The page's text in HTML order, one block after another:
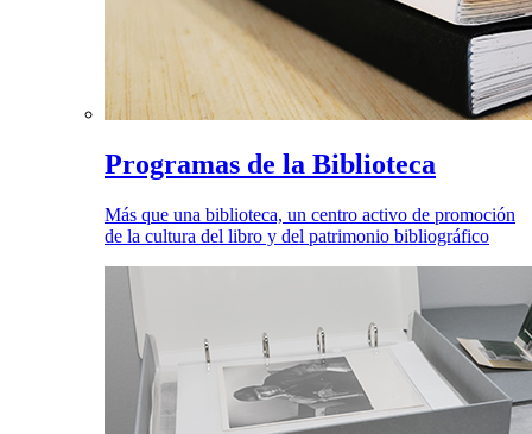
Programas de la Biblioteca
Más que una biblioteca, un centro activo de promoción
de la cultura del libro y del patrimonio bibliográfico